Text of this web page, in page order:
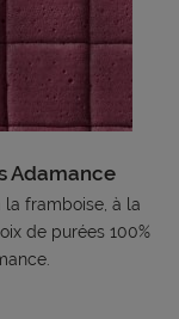
Adamance
la framboise, à la
de purées 100%